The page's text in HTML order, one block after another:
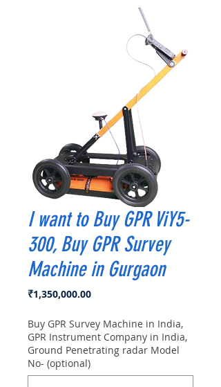
I want to Buy GPR ViY5-
300, Buy GPR Survey
Machine in Gurgaon
₹1,350,000.00Price
Buy GPR Survey Machine in India,
GPR Instrument Company in India,
Ground Penetrating radar Model
No- (optional)